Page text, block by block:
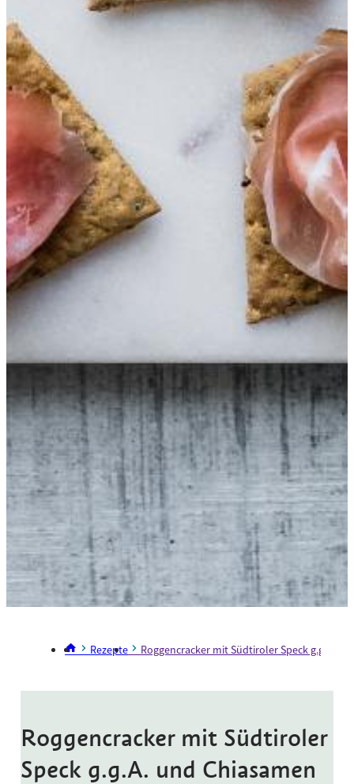
Rezepte Roggencracker mit Südtiroler Speck g.g.A.
Roggencracker mit Südtiroler
Speck g.g.A. und Chiasamen